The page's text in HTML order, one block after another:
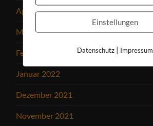
April 2022
März 2022
Februar 2022
Januar 2022
Dezember 2021
November 2021
Einstellungen
Datenschutz| Impressum